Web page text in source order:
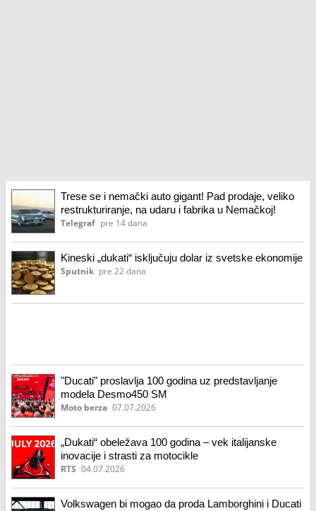
Trese se i nemački auto gigant! Pad prodaje, veliko
restrukturiranje, na udaru i fabrika u Nemačkoj!
Telegraf pre 14 dana
Kineski „dukati“ isključuju dolar iz svetske ekonomije
Sputnik pre 22 dana
"Ducati" proslavlja 100 godina uz predstavljanje
modela Desmo450 SM
Moto berza 07.07.2026
„Dukati“ obeležava 100 godina – vek italijanske
inovacije i strasti za motocikle
RTS 04.07.2026
Volkswagen bi mogao da proda Lamborghini i Ducati